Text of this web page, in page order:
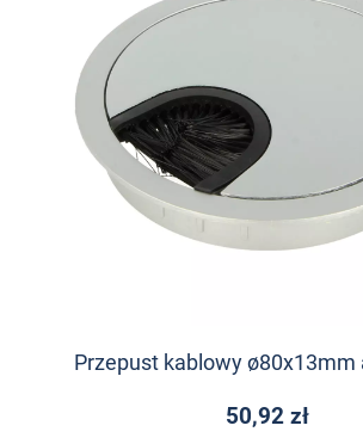
Przepust kablowy ø80x13mm
50,92 zł